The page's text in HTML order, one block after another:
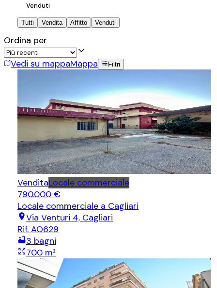
Venduti
Tutti Vendita Affitto Venduti
Ordina per
Vedi su mappaMappa Filtri
VenditaLocale commerciale
790.000 €
Locale commerciale a Cagliari
Via Venturi 4, Cagliari
Rif. AO629
3 bagni
700 m²